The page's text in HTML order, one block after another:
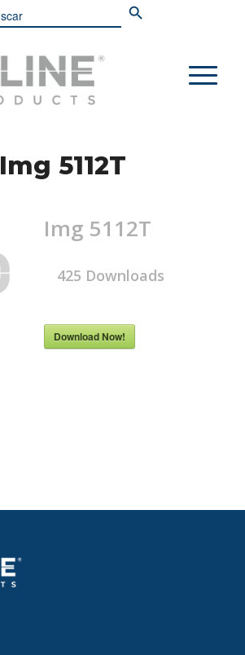
Img 5112T
Img 5112T
425 Downloads
Download Now!